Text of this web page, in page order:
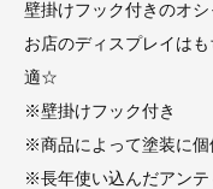
壁掛けフック付きのオシ
お店のディスプレイは
適☆
※壁掛けフック付き
※商品によって塗装に個
※長年使い込んだアン